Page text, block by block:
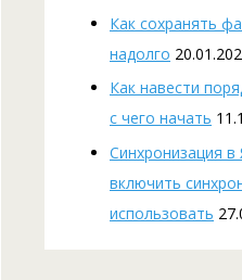
Как сохранять
надолго
Как навести
с чего начать
Cинхронизация в
включить
использовать